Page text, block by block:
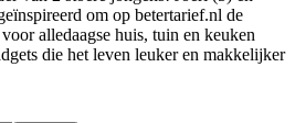
om op betertarief.nl de
alledaagse huis, tuin en keuken
die het leven leuker en makkelijker